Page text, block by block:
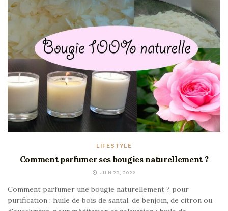
LIFESTYLE
Comment parfumer ses bougies naturellement ?
JUIN 29, 2022
Comment parfumer une bougie naturellement ? pour
purification : huile de bois de santal, de benjoin, de citron ou